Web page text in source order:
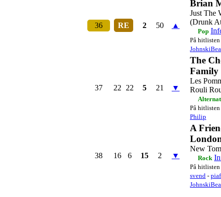
36 RE 2 50 ▲
Brian
Just The
(Drunk
Pop
På hitlisten
37 22 22 5 21 ▼
The
Family
Les
Rouli
På hitlisten
Philip
38 16 6 15 2 ▼
A
New
Rock
På hitlisten
svend - piaf